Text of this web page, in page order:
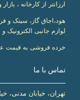
ارزانتر از کارخانه ،
هود،اجاق گاز، سینک و
لوازم جانبی الکترونیک
خرده فروشی به قیمت
تماس با ما
تهران، خیابان مدنی،